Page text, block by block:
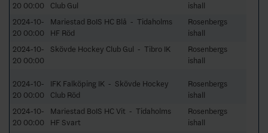
20 00:00
Club Gul
ishall
2024-10-
20 00:00
Mariestad BoIS HC Blå - Tidaholms
HF Röd
Rosenbergs
ishall
2024-10-
20 00:00
Skövde Hockey Club Gul - Tibro IK
Rosenbergs
ishall
2024-10-
20 00:00
IFK Falköping IK - Skövde Hockey
Club Röd
Rosenbergs
ishall
2024-10-
20 00:00
Mariestad BoIS HC Vit - Tidaholms
HF Svart
Rosenbergs
ishall